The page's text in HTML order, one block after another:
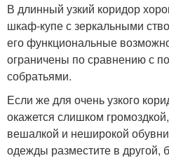
В длинный узкий коридор
шкаф-купе с зеркальными
его функциональные
ограничены по сравнению с
собратьями.
Если же для очень узкого
окажется слишком
вешалкой и неширокой
одежды разместите в другой,